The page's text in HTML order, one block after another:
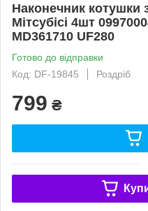
Наконечник котушки
Мітсубісі 4шт
MD361710 UF280
Готово до відправки
Код: DF-19845
Роздріб
799 ₴